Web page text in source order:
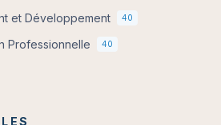
et Développement 40
Professionnelle 40